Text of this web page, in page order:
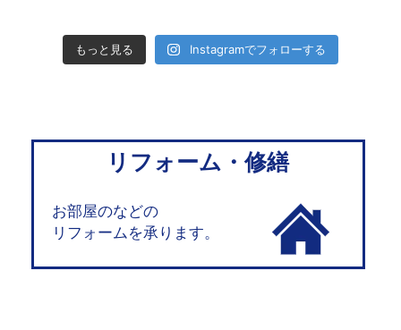
もっと見る Instagramでフォローする
リフォーム・修繕
お部屋のなどの
リフォームを承ります。